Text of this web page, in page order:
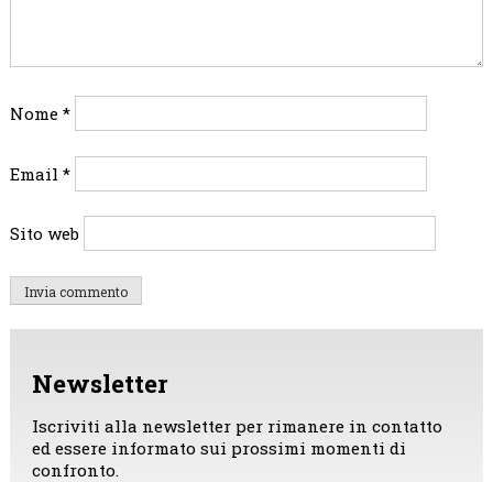
Nome *
Email *
Sito web
Newsletter
Iscriviti alla newsletter per rimanere in contatto
ed essere informato sui prossimi momenti di
confronto.